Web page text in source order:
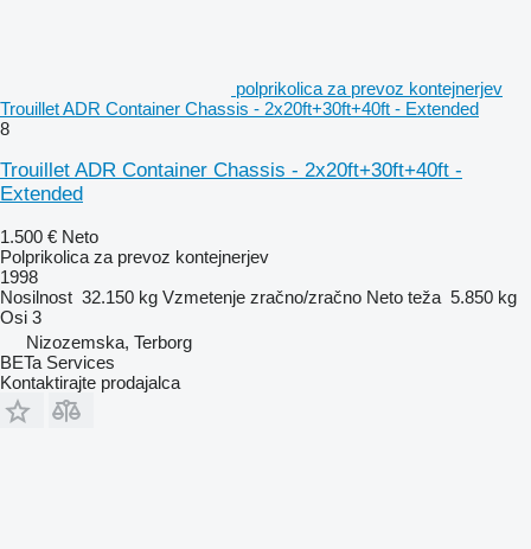
polprikolica za prevoz kontejnerjev
Trouillet ADR Container Chassis - 2x20ft+30ft+40ft - Extended
8
Trouillet ADR Container Chassis - 2x20ft+30ft+40ft -
Extended
1.500 € Neto
Polprikolica za prevoz kontejnerjev
1998
Nosilnost 32.150 kg Vzmetenje zračno/zračno Neto teža 5.850 kg
Osi 3
Nizozemska, Terborg
BETa Services
Kontaktirajte prodajalca